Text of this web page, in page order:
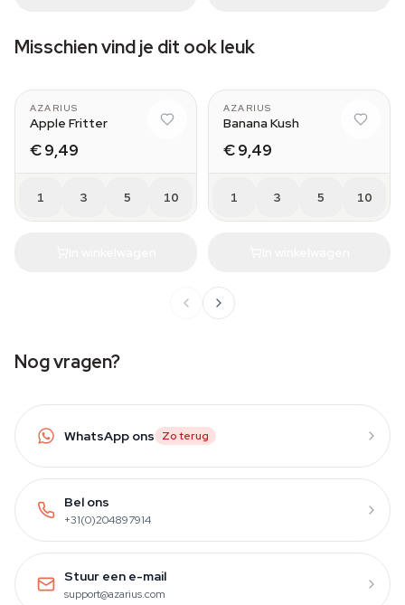
Misschien vind je dit ook leuk
AZARIUS
Apple Fritter
€ 9,49
1 3 5 10
AZARIUS
Banana Kush
€ 9,49
1 3 5 10
Nog vragen?
WhatsApp ons Zo terug
Bel ons
+31(0)204897914
Stuur een e-mail
support@azarius.com